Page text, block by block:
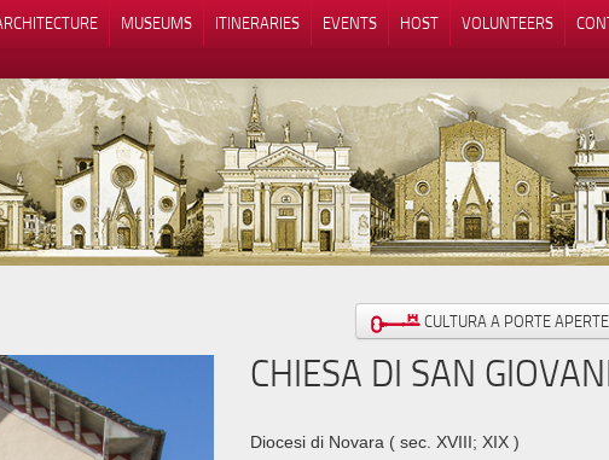
MUSEUMS ITINERARIES EVENTS HOST VOLUNTEERS
CULTURA A PORTE APERTE
CHIESA DI SAN
Diocesi di Novara ( sec. XVIII; XIX )
Your Privacy Choices